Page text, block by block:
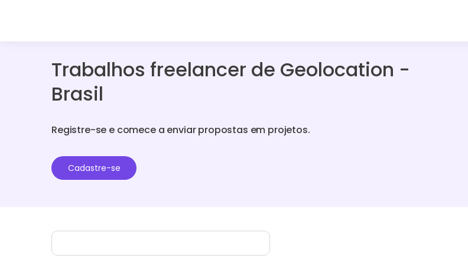
Trabalhos freelancer de Geolocation -
Brasil
Registre-se e comece a enviar propostas em projetos.
Cadastre-se